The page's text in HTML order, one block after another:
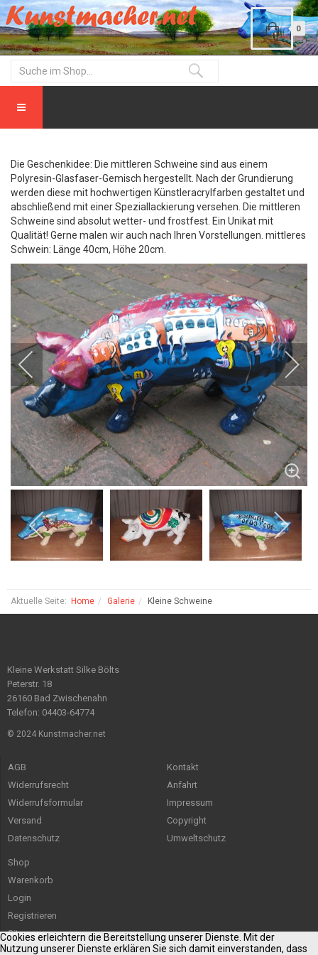
0
Die Geschenkidee: Die mittleren Schweine sind aus einem
Polyresin-Glasfaser-Gemisch hergestellt. Nach der Grundierung
werden diese mit hochwertigen Künstleracrylfarben gestaltet und
abschließend mit einer Speziallackierung versehen. Die mittleren
Schweine sind absolut wetter- und frostfest. Ein Unikat mit
Qualität! Gerne malen wir auch nach Ihren Vorstellungen. mittleres
Schwein: Länge 40cm, Höhe 20cm.
Aktuelle Seite: Home Galerie Kleine Schweine
Kleine Werkstatt Silke Bölts
Peterstr. 18
26160 Bad Zwischenahn
Telefon: 04403-64774
© 2024 Kunstmacher.net
AGB
Widerrufsrecht
Widerrufsformular
Versand
Datenschutz
Kontakt
Anfahrt
Impressum
Copyright
Umweltschutz
Shop
Warenkorb
Login
Registrieren
Sitemap
Cookies erleichtern die Bereitstellung unserer Dienste. Mit der
Nutzung unserer Dienste erklären Sie sich damit einverstanden, dass